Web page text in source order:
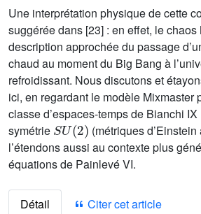
Une interprétation physique de cette
suggérée dans [23] : en effet, le
description approchée du passage
chaud au moment du Big Bang à
refroidissant. Nous discutons et
ici, en regardant le modèle Mixmaster
classe d’espaces-temps de Bianchi
symétrie
SU(2)
(métriques
l’étendons aussi au contexte plus
équations de Painlevé VI.
Détail
Citer cet article